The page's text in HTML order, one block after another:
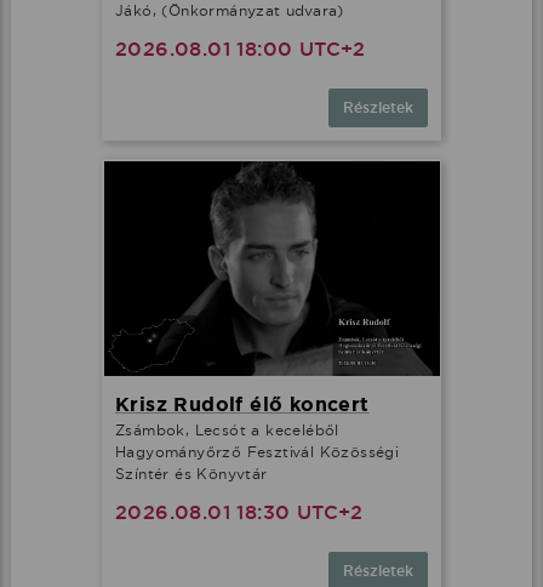
Jákó, (Önkormányzat udvara)
2026.08.01 18:00 UTC+2
Részletek
Krisz Rudolf élő koncert
Zsámbok, Lecsót a keceléből
Hagyományőrző Fesztivál Közösségi
Színtér és Könyvtár
2026.08.01 18:30 UTC+2
Részletek